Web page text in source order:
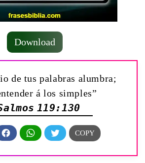
Download
de tus palabras alumbra;
á los simples”
119:130